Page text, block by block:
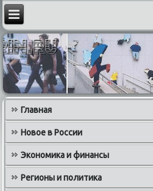
Главная
Новое в России
Экономика и финансы
Регионы и политика